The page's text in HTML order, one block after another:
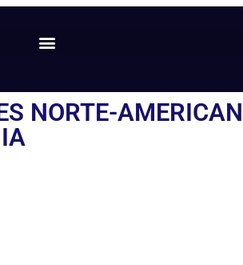
NORTE-